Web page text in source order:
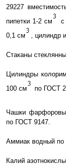
29227
пипетки 1-2 см
с
0,1 см
, цилиндр
Стаканы
Цилиндры
100 см
по ГОСТ
Чашки
по ГОСТ 9147.
Аммиак водный по
Калий